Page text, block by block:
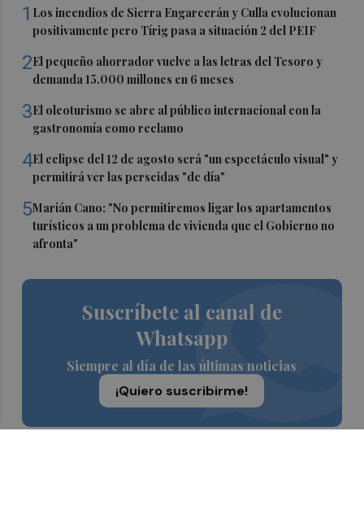
1 Los incendios de Sierra Engarcerán y Culla evolucionan
positivamente pero Tírig pasa a situación 2 del PEIF
2El pequeño ahorrador vuelve a las letras del Tesoro y
demanda 15.000 millones en 6 meses
3El oleoturismo se abre al público internacional con la
gastronomía como reclamo
4El eclipse del 12 de agosto será "un espectáculo visual" y
permitirá ver las perseidas "de día"
5Marián Cano: "No permitiremos ligar los apartamentos
turísticos a un problema de vivienda que el Gobierno no
afronta"
Suscríbete al canal de
Whatsapp
Siempre al día de las últimas noticias
¡Quiero suscribirme!